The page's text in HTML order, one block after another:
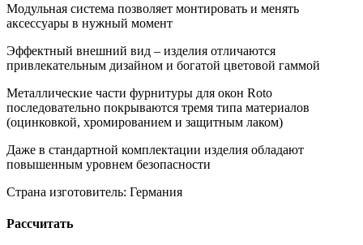
Модульная система позволяет монтировать и менять
аксессуары в нужный момент
Эффектный внешний вид – изделия отличаются
привлекательным дизайном и богатой цветовой гаммой
Металлические части фурнитуры для окон Roto
последовательно покрываются тремя типа материалов
(оцинковкой, хромированием и защитным лаком)
Даже в стандартной комплектации изделия обладают
повышенным уровнем безопасности
Страна изготовитель: Германия
Рассчитать